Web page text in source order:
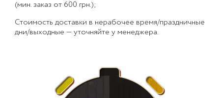
(мин. заказ от 600 грн.);
Стоимость доставки в нерабочее время/праздничные
дни/выходные — уточняйте у менеджера.